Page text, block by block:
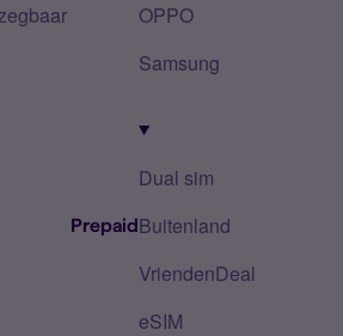
Prepaid
OPPO
Samsung
Dual sim
Buitenland
VriendenDeal
eSIM